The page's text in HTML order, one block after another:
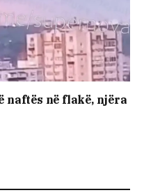
naftës në flakë, njëra